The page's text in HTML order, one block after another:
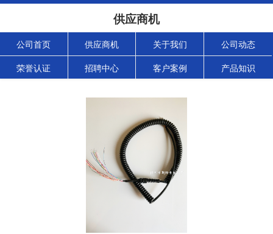
供应商机
公司首页 供应商机 关于我们 公司动态
荣誉认证 招聘中心 客户案例 产品知识